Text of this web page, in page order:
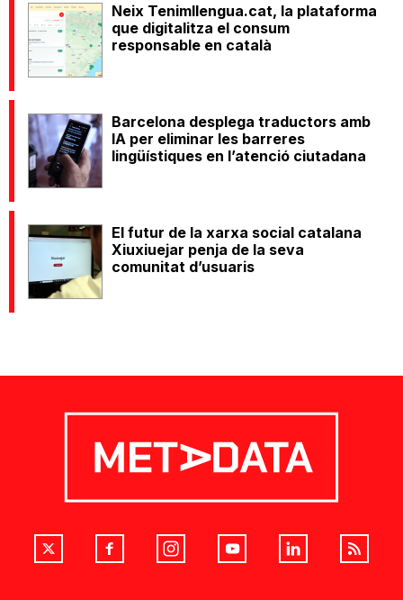
Neix Tenimllengua.cat, la plataforma
que digitalitza el consum
responsable en català
Barcelona desplega traductors amb
IA per eliminar les barreres
lingüístiques en l’atenció ciutadana
El futur de la xarxa social catalana
Xiuxiuejar penja de la seva
comunitat d’usuaris